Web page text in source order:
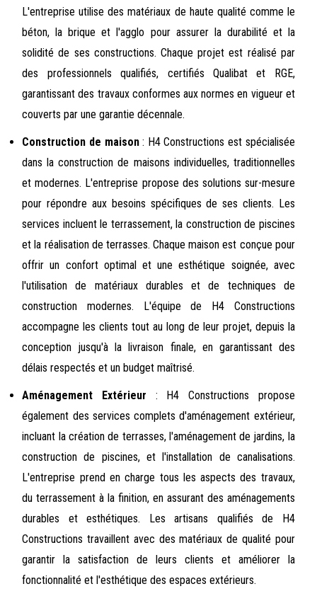
L'entreprise utilise des matériaux de haute qualité comme le
béton, la brique et l'agglo pour assurer la durabilité et la
solidité de ses constructions. Chaque projet est réalisé par
des professionnels qualifiés, certifiés Qualibat et RGE,
garantissant des travaux conformes aux normes en vigueur et
couverts par une garantie décennale.
Construction de maison: H4 Constructions est spécialisée
dans la construction de maisons individuelles, traditionnelles
et modernes. L'entreprise propose des solutions sur-mesure
pour répondre aux besoins spécifiques de ses clients. Les
services incluent le terrassement, la construction de piscines
et la réalisation de terrasses. Chaque maison est conçue pour
offrir un confort optimal et une esthétique soignée, avec
l'utilisation de matériaux durables et de techniques de
construction modernes. L'équipe de H4 Constructions
accompagne les clients tout au long de leur projet, depuis la
conception jusqu'à la livraison finale, en garantissant des
délais respectés et un budget maîtrisé.
Aménagement Extérieur : H4 Constructions propose
également des services complets d'aménagement extérieur,
incluant la création de terrasses, l'aménagement de jardins, la
construction de piscines, et l'installation de canalisations.
L'entreprise prend en charge tous les aspects des travaux,
du terrassement à la finition, en assurant des aménagements
durables et esthétiques. Les artisans qualifiés de H4
Constructions travaillent avec des matériaux de qualité pour
garantir la satisfaction de leurs clients et améliorer la
fonctionnalité et l'esthétique des espaces extérieurs.